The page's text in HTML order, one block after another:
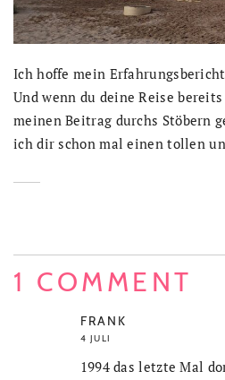
Ich hoffe mein
Und wenn du deine Reise
meinen Beitrag durchs Stöbern
ich dir schon mal einen tollen
1 COMMENT
FRANK
4 JULI
1994 das letzte Mal